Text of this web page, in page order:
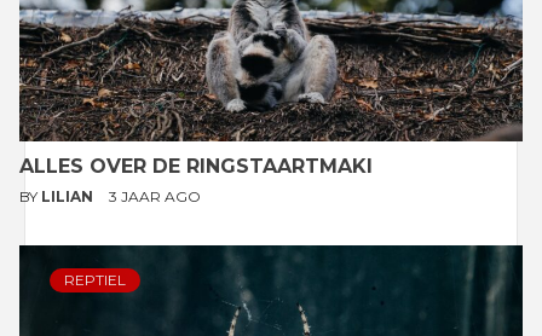
ALLES OVER DE RINGSTAARTMAKI
BY LILIAN 3 JAAR AGO
REPTIEL